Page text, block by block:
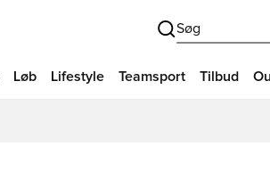
Søg
Løb Lifestyle Teamsport Tilbud